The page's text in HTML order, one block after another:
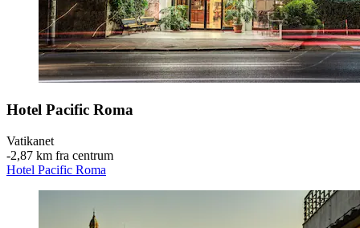
Hotel Pacific Roma
Vatikanet
‐2,87 km fra centrum
Hotel Pacific Roma